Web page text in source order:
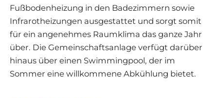
Fußbodenheizung in den Badezimmern sowie
Infrarotheizungen ausgestattet und sorgt somit
für ein angenehmes Raumklima das ganze Jahr
über. Die Gemeinschaftsanlage verfügt darüber
hinaus über einen Swimmingpool, der im
Sommer eine willkommene Abkühlung bietet.